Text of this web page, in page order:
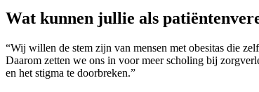
Wat kunnen jullie als
“Wij willen de stem zijn van mensen met obesitas die
Daarom zetten we ons in voor meer scholing bij
en het stigma te doorbreken.”